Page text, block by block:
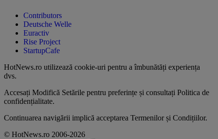
Contributors
Deutsche Welle
Euractiv
Rise Project
StartupCafe
HotNews.ro utilizează cookie-uri pentru a îmbunătăți experiența
dvs.
Accesați Modifică Setările pentru preferințe și consultați Politica de
confidențialitate.
Continuarea navigării implică acceptarea Termenilor și Condițiilor.
© HotNews.ro 2006-2026